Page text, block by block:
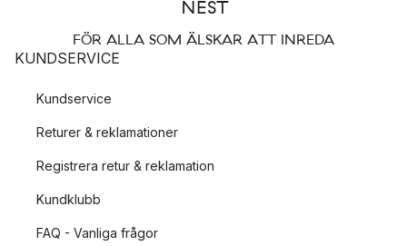
FÖR ALLA SOM ÄLSKAR ATT INREDA
KUNDSERVICE
Kundservice
Returer & reklamationer
Registrera retur & reklamation
Kundklubb
FAQ - Vanliga frågor